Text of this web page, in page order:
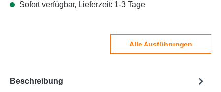
Sofort verfügbar, Lieferzeit: 1-3 Tage
Alle Ausführungen
Beschreibung